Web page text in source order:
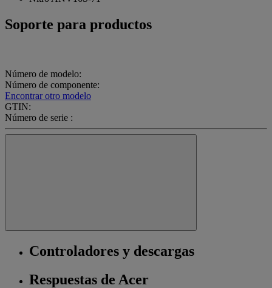
Soporte para productos
Número de modelo:
Número de componente:
Encontrar otro modelo
GTIN:
Número de serie :
Controladores y descargas
Respuestas de Acer